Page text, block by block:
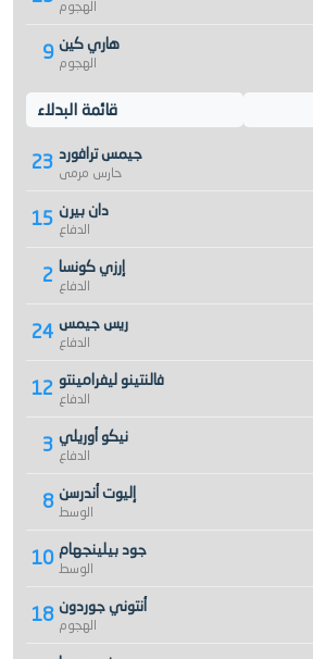
الهجوم
9 هاري كين
الهجوم
قائمة البدلاء
23 جيمس ترافورد
حارس مرمى
15 دان بيرن
الدفاع
2 إرزي كونسا
الدفاع
24 ريس جيمس
الدفاع
12 فالنتينو ليفرامينتو
الدفاع
3 نيكو أوريلي
الدفاع
8 إليوت أندرسن
الوسط
10 جود بيلينجهام
الوسط
18 أنتوني جوردون
الهجوم